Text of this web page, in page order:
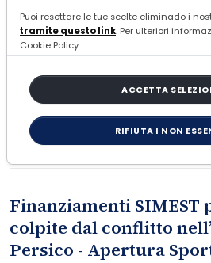
Avviso "Crescita e
piccole e medie
USR Regione Marche -
presentazione delle
settembre 2026
VENERDÌ 15 MAGGIO 2026
Finanziamenti SIMEST
colpite dal conflitto
Persico - Apertura
Puoi resettare le tue scelte eliminado i
tramite questo link. Per ulteriori
Cookie Policy.
ACCETTA
RIFIUTA I NON